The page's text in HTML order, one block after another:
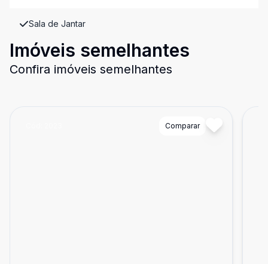
Sala de Jantar
Imóveis semelhantes
Confira imóveis semelhantes
Comparar